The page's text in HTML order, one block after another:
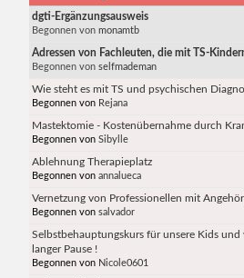
dgti-Ergänzungsausweis
Begonnen vonmonamtb
Adressen von Fachleuten, die mit TS-
Begonnen vonselfmademan
Wie steht es mit TS und psychischen
Begonnen von Rejana
Mastektomie - Kostenübernahme durch
Begonnen vonSibylle
Ablehnung Therapieplatz
Begonnen vonannalueca
Vernetzung von Professionellen mit
Begonnen vonsalvador
Selbstbehauptungskurs für unsere Kids und
langer Pause !
Begonnen von Nicole0601